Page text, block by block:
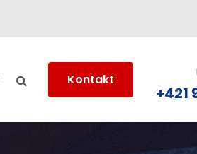
+421
Kontakt